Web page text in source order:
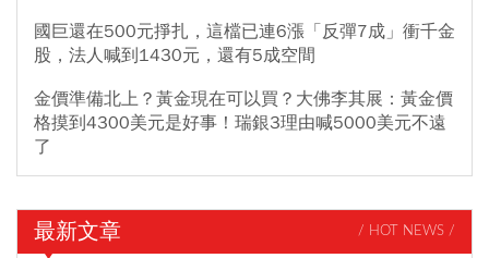
國巨還在500元掙扎，這檔已連6漲「反彈7成」衝千金
股，法人喊到1430元，還有5成空間
金價準備北上？黃金現在可以買？大佛李其展：黃金價
格摸到4300美元是好事！瑞銀3理由喊5000美元不遠
了
最新文章 / HOT NEWS /